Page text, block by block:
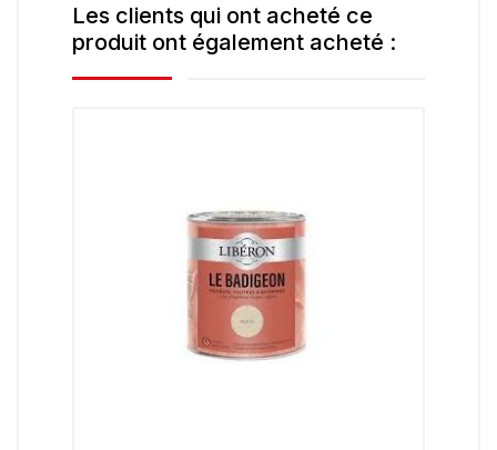
Les clients qui ont acheté ce
produit ont également acheté :